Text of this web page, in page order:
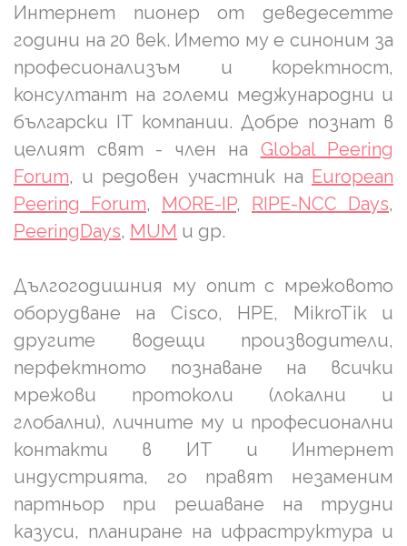
Интернет пионер от деведесетте
години на 20 век. Името му е синоним за
професионализъм и коректност,
консултант на големи меджународни и
български IT компании. Добре познат в
целият свят - член на Global Peering
Forum, и редовен участник на European
Peering Forum, MORE-IP, RIPE-NCC Days,
PeeringDays, MUM и др.
Дългогодишния му опит с мрежовото
оборудване на Cisco, HPE, MikroTik и
другите водещи производители,
перфектното познаване на всички
мрежови протоколи (локални и
глобални), личните му и професионални
контакти в ИТ и Интернет
индустрията, го правят незаменим
партньор при решаване на трудни
казуси, планиране на ифраструктура и